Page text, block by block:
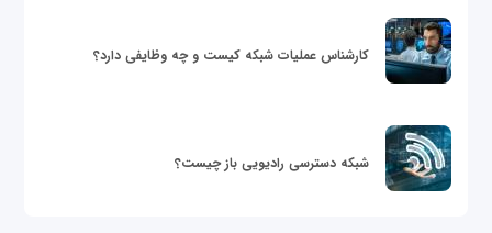
کارشناس عملیات شبکه کیست و چه وظایفی دارد؟
شبکه دسترسی رادیویی باز چیست؟